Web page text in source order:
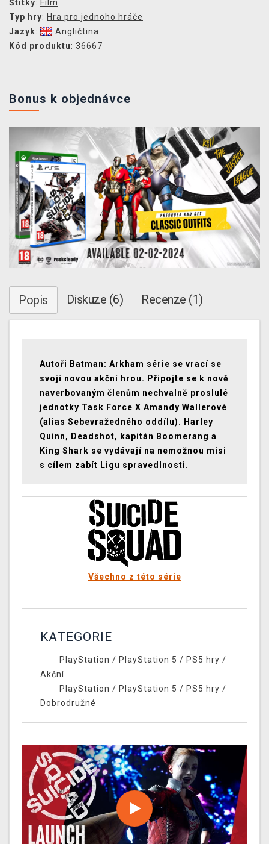
Štítky: Film
Typ hry: Hra pro jednoho hráče
Jazyk:
Angličtina
Kód produktu: 36667
Bonus k objednávce
Popis Diskuze (6) Recenze (1)
Autoři Batman: Arkham série se vrací se
svojí novou akční hrou. Připojte se k nově
naverbovaným členům nechvalně proslulé
jednotky Task Force X Amandy Wallerové
(alias Sebevražedného oddílu). Harley
Quinn, Deadshot, kapitán Boomerang a
King Shark se vydávají na nemožnou misi
s cílem zabít Ligu spravedlnosti.
Všechno z této série
KATEGORIE
PlayStation / PlayStation 5 / PS5 hry /
Akční
PlayStation / PlayStation 5 / PS5 hry /
Dobrodružné